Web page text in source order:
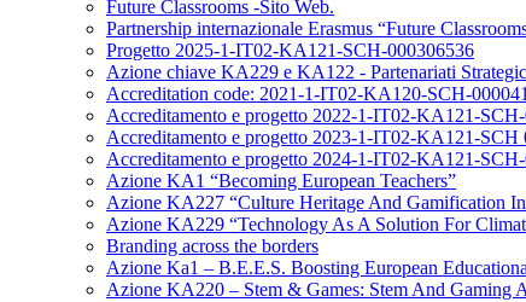
Future Classrooms -Sito Web.
Partnership internazionale Erasmus “Future
Progetto 2025-1-IT02-KA121-SCH-000306536
Azione chiave KA229 e KA122 - Partenariati
Accreditation code: 2021-1-IT02-KA120-SCH-
Accreditamento e progetto 2022-1-IT02-KA121-
Accreditamento e progetto 2023-1-IT02-KA121-SCH
Accreditamento e progetto 2024-1-IT02-KA121-
Azione KA1 “Becoming European Teachers”
Azione KA227 “Culture Heritage And Gamification
Azione KA229 “Technology As A Solution For
Branding across the borders
Azione Ka1 – B.E.E.S. Boosting European
Azione KA220 – Stem & Games: Stem And Gaming